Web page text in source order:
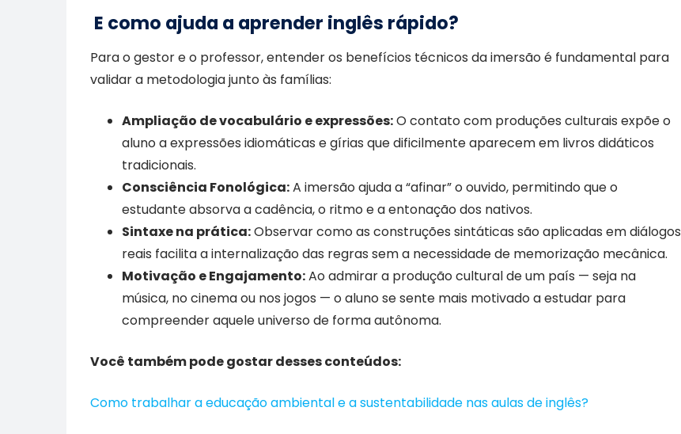
E como ajuda a aprender inglês rápido?
Para o gestor e o professor, entender os benefícios técnicos da imersão é fundamental para
validar a metodologia junto às famílias:
Ampliação de vocabulário e expressões:O contato com produções culturais expõe o
aluno a expressões idiomáticas e gírias que dificilmente aparecem em livros didáticos
tradicionais.
Consciência Fonológica:A imersão ajuda a “afinar” o ouvido, permitindo que o
estudante absorva a cadência, o ritmo e a entonação dos nativos.
Sintaxe na prática:Observar como as construções sintáticas são aplicadas em diálogos
reais facilita a internalização das regras sem a necessidade de memorização mecânica.
Motivação e Engajamento:Ao admirar a produção cultural de um país — seja na
música, no cinema ou nos jogos — o aluno se sente mais motivado a estudar para
compreender aquele universo de forma autônoma.
Você também pode gostar desses conteúdos:
Como trabalhar a educação ambiental e a sustentabilidade nas aulas de inglês?